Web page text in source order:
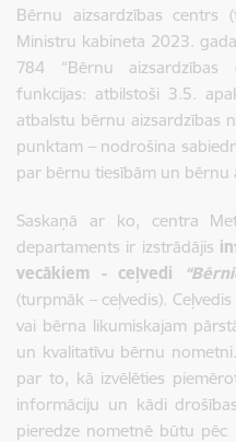
Bērnu aizsardzības centrs
Ministru kabineta 2023.
784 “Bērnu aizsardzības
funkcijas: atbilstoši 3.5.
atbalstu bērnu aizsardzības
punktam – nodrošina
par bērnu tiesībām un bērnu
Saskaņā ar ko, centra
departaments ir izstrādājis
vecākiem - ceļvedi
(turpmāk – ceļvedis).
vai bērna likumiskajam
un kvalitatīvu bērnu
par to, kā izvēlēties
informāciju un kādi
pieredze nometnē būtu pēc